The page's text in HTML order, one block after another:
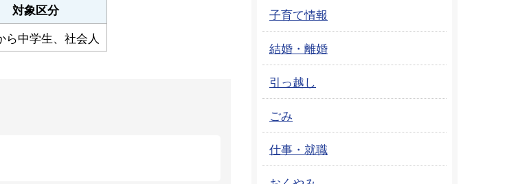
対象区分
ら中学生、社会人
子育て情報
結婚・離婚
引っ越し
ごみ
仕事・就職